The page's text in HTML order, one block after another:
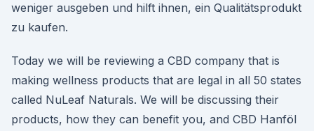
weniger ausgeben und hilft ihnen, ein Qualitätsprodukt
zu kaufen.
Today we will be reviewing a CBD company that is
making wellness products that are legal in all 50 states
called NuLeaf Naturals. We will be discussing their
products, how they can benefit you, and CBD Hanföl